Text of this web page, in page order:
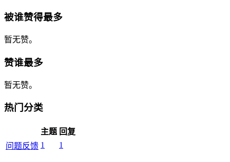
被谁赞得最多
暂无赞。
赞谁最多
暂无赞。
热门分类
主题 回复
问题反馈 1 1